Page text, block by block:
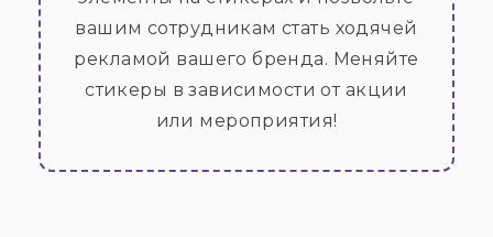
вашим сотрудникам стать ходячей
рекламой вашего бренда. Меняйте
стикеры в зависимости от акции
или мероприятия!